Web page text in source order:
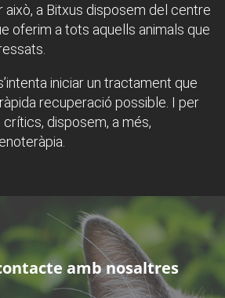
això, a Bitxus disposem del centre
oferim a tots aquells animals que
iniciar un tractament que
recuperació possible. I per
disposem, a més,
amb nosaltres